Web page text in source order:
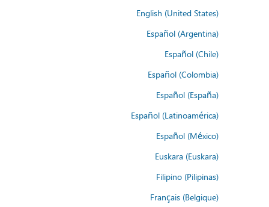
English (United States)
Español (Argentina)
Español (Chile)
Español (Colombia)
Español (España)
Español (Latinoamérica)
Español (México)
Euskara (Euskara)
Filipino (Pilipinas)
Français (Belgique)